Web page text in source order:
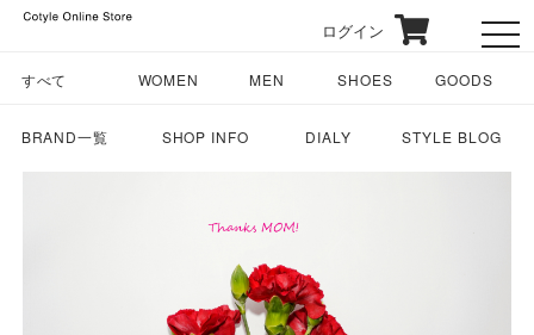
ログイン
すべて WOMEN MEN SHOES GOODS
BRAND一覧 SHOP INFO DIALY STYLE BLOG